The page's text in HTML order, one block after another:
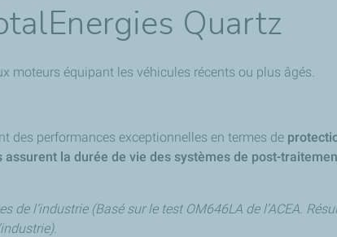
Quartz
moteurs équipant les véhicules récents ou plus âgés.
des performances exceptionnelles en termes de
assurent la durée de vie des systèmes de post-
de l’industrie (Basé sur le test OM646LA de l’ACEA.